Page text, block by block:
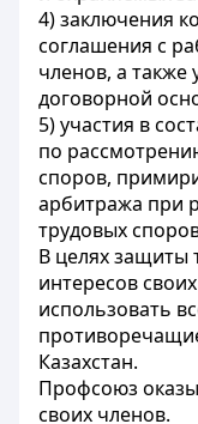
4) заключения
соглашения с
членов, а
договорной
5) участия в
по
споров,
арбитража при
трудовых
В целях защиты
интересов
использовать
Казахстан.
Профсоюз
своих членов.